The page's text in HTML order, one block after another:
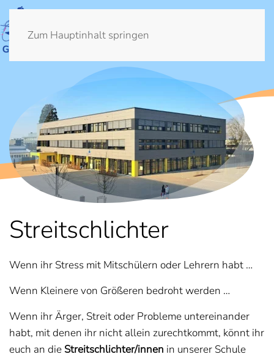
Zum Hauptinhalt springen
Streitschlichter
Wenn ihr Stress mit Mitschülern oder Lehrern habt …
Wenn Kleinere von Größeren bedroht werden …
Wenn ihr Ärger, Streit oder Probleme untereinander
habt, mit denen ihr nicht allein zurechtkommt, könnt ihr
euch an die Streitschlichter/innen in unserer Schule